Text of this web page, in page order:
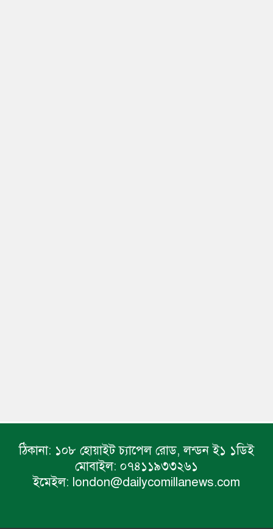
ঠিকানা: ১০৮ হোয়াইট চ্যাপেল রোড, লন্ডন ই১ ১ডিই
মোবাইল: ০৭৪১১৯৩৩২৬১
ইমেইল: london@dailycomillanews.com